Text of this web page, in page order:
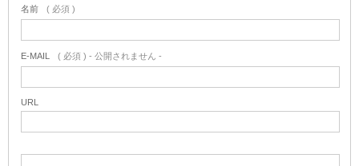
名前 ( 必須 )
E-MAIL ( 必須 ) - 公開されません -
URL